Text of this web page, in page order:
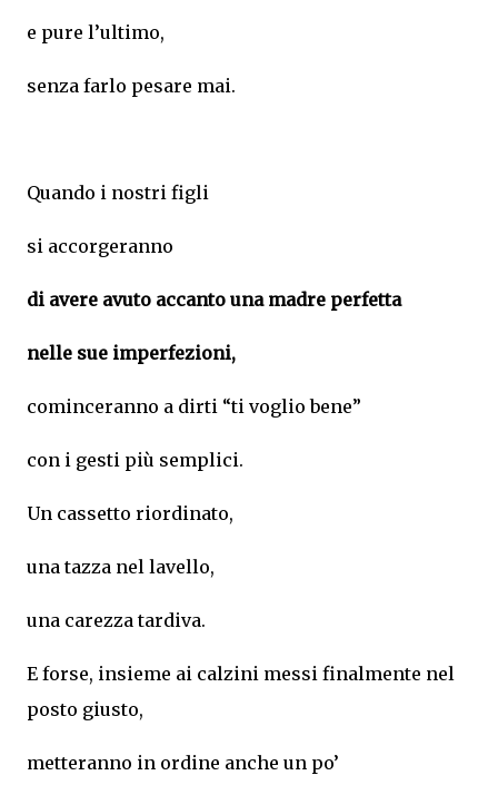
e pure l’ultimo,
senza farlo pesare mai.
Quando i nostri figli
si accorgeranno
di avere avuto accanto una madre perfetta
nelle sue imperfezioni,
cominceranno a dirti “ti voglio bene”
con i gesti più semplici.
Un cassetto riordinato,
una tazza nel lavello,
una carezza tardiva.
E forse, insieme ai calzini messi finalmente nel
posto giusto,
metteranno in ordine anche un po’